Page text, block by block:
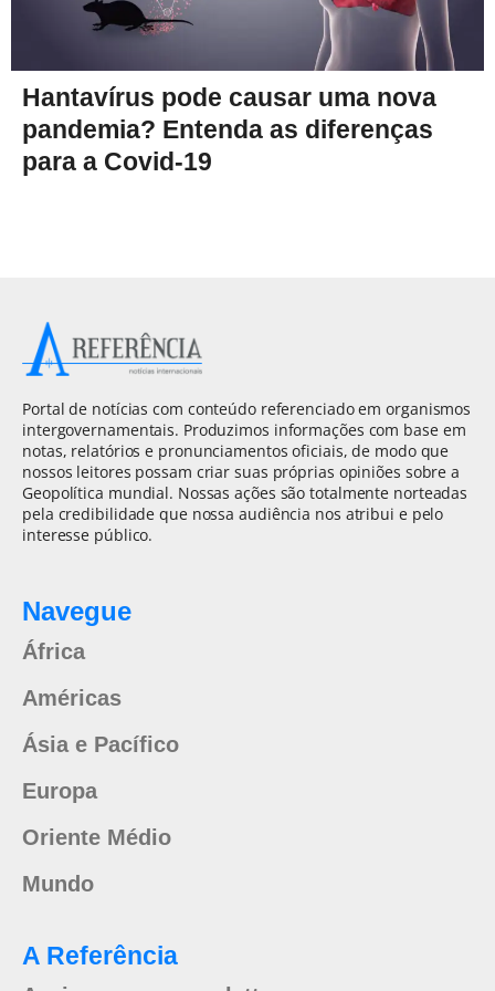
Hantavírus pode causar uma nova
pandemia? Entenda as diferenças
para a Covid-19
Portal de notícias com conteúdo referenciado em organismos
intergovernamentais. Produzimos informações com base em
notas, relatórios e pronunciamentos oficiais, de modo que
nossos leitores possam criar suas próprias opiniões sobre a
Geopolítica mundial. Nossas ações são totalmente norteadas
pela credibilidade que nossa audiência nos atribui e pelo
interesse público.
Navegue
África
Américas
Ásia e Pacífico
Europa
Oriente Médio
Mundo
A Referência